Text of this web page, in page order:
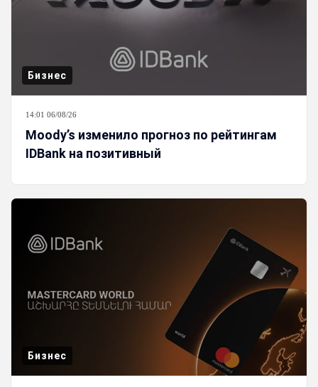
Бизнес
14:01 06/08/26
Moody’s изменило прогноз по рейтингам
IDBank на позитивный
Бизнес